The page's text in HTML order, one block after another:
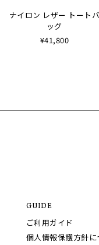
ナイロン レザー トートバ
ッグ
¥41,800
GUIDE
ご利用ガイド
個人情報保護方針に